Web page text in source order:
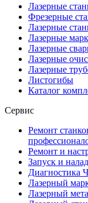
Лазерные
Фрезерные
Лазерные
Лазерные
Лазерные
Лазерные
Лазерные
Листогибы
Каталог
Сервис
Ремонт
Ремонт и
Запуск и
Диагностика
Лазерный
Лазерный